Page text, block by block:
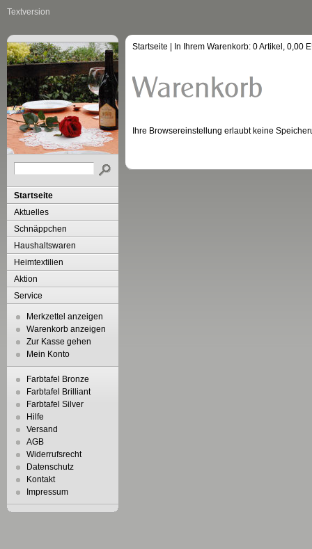
Textversion
Startseite
Aktuelles
Schnäppchen
Haushaltswaren
Heimtextilien
Aktion
Service
Merkzettel anzeigen
Warenkorb anzeigen
Zur Kasse gehen
Mein Konto
Farbtafel Bronze
Farbtafel Brilliant
Farbtafel Silver
Hilfe
Versand
AGB
Widerrufsrecht
Datenschutz
Kontakt
Impressum
Startseite | In Ihrem Warenkorb: 0Artikel, 0,00
Ihre Browsereinstellung erlaubt keine